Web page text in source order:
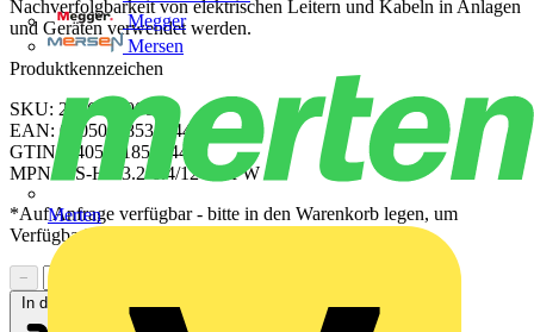
Megger
Mersen
Merten
Nachverfolgbarkeit von elektrischen Leitern und Kabeln in Anlagen
und Geräten verwendet werden.
Produktkennzeichen
SKU: 2526290000
EAN: 04050118537444
GTIN: 04050118537444
MPN: HS-HF 3.2-6.4/12 MM W
*Auf Anfrage verfügbar - bitte in den Warenkorb legen, um
Verfügbarkeit zu prüfen
−
In den Warenkorb